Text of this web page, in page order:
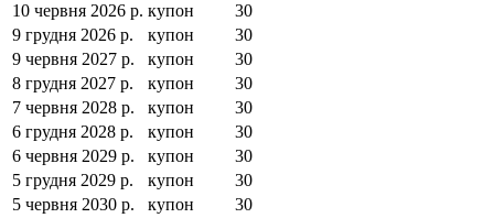
10 червня 2026 р. купон
30
9 грудня 2026 р.
купон
30
9 червня 2027 р.
купон
30
8 грудня 2027 р.
купон
30
7 червня 2028 р.
купон
30
6 грудня 2028 р.
купон
30
6 червня 2029 р.
купон
30
5 грудня 2029 р.
купон
30
5 червня 2030 р.
купон
30